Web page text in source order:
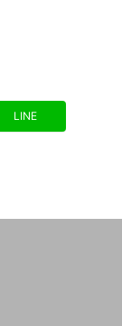
LINE